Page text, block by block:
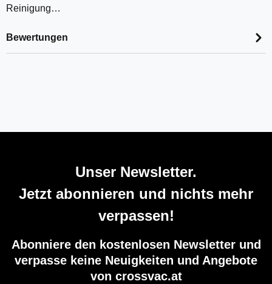
Reinigung…
Bewertungen
Unser Newsletter.
Jetzt abonnieren und nichts mehr
verpassen!
Abonniere den kostenlosen Newsletter und
verpasse keine Neuigkeiten und Angebote
von crossvac.at